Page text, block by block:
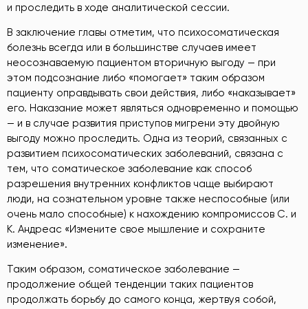
и проследить в ходе аналитической сессии.
В заключение главы отметим, что психосоматическая
болезнь всегда или в большинстве случаев имеет
неосознаваемую пациентом вторичную выгоду — при
этом подсознание либо «помогает» таким образом
пациенту оправдывать свои действия, либо «наказывает»
его. Наказание может являться одновременно и помощью
— и в случае развития приступов мигрени эту двойную
выгоду можно проследить. Одна из теорий, связанных с
развитием психосоматических заболеваний, связана с
тем, что соматическое заболевание как способ
разрешения внутренних конфликтов чаще выбирают
люди, на сознательном уровне также неспособные (или
очень мало способные) к нахождению компромиссов С. и
К. Андреас «Измените свое мышление и сохраните
изменение».
Таким образом, соматическое заболевание —
продолжение общей тенденции таких пациентов
продолжать борьбу до самого конца, жертвуя собой,